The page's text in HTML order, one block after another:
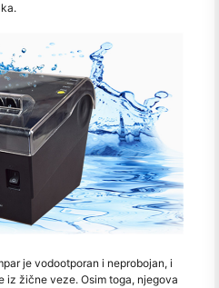
je vodootporan i neprobojan, i
iz žične veze. Osim toga, njegova